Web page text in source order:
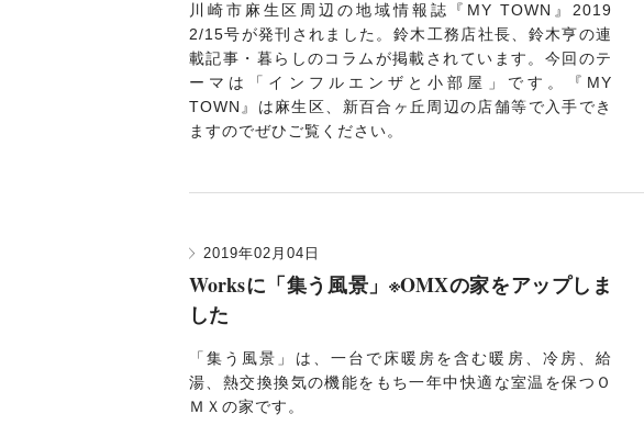
川崎市麻生区周辺の地域情報誌『MY TOWN』2019
2/15号が発刊されました。鈴木工務店社長、鈴木亨の連
載記事・暮らしのコラムが掲載されています。今回のテ
ーマは「インフルエンザと小部屋」です。『MY
TOWN』は麻生区、新百合ヶ丘周辺の店舗等で入手でき
ますのでぜひご覧ください。
Worksに「集う風景」※OMXの家をアップしま
した
2019年02月04日
「集う風景」 は、一台で床暖房を含む暖房、冷房、給
湯、熱交換換気の機能をもち一年中快適な室温を保つＯ
ＭＸの家です。